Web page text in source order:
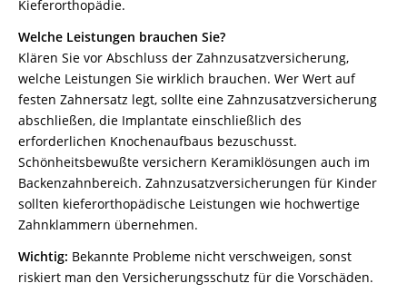
Kieferorthopädie.
Welche Leistungen brauchen Sie?
Klären Sie vor Abschluss der Zahnzusatzversicherung,
welche Leistungen Sie wirklich brauchen. Wer Wert auf
festen Zahnersatz legt, sollte eine Zahnzusatzversicherung
abschließen, die Implantate einschließlich des
erforderlichen Knochenaufbaus bezuschusst.
Schönheitsbewußte versichern Keramiklösungen auch im
Backenzahnbereich. Zahnzusatzversicherungen für Kinder
sollten kieferorthopädische Leistungen wie hochwertige
Zahnklammern übernehmen.
Wichtig: Bekannte Probleme nicht verschweigen, sonst
riskiert man den Versicherungsschutz für die Vorschäden.